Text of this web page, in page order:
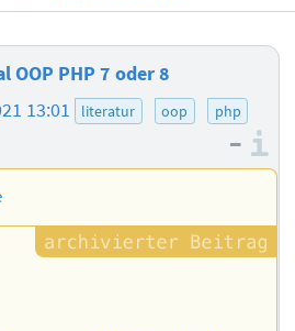
OOP PHP 7 oder 8
13:01 literatur oop php
–